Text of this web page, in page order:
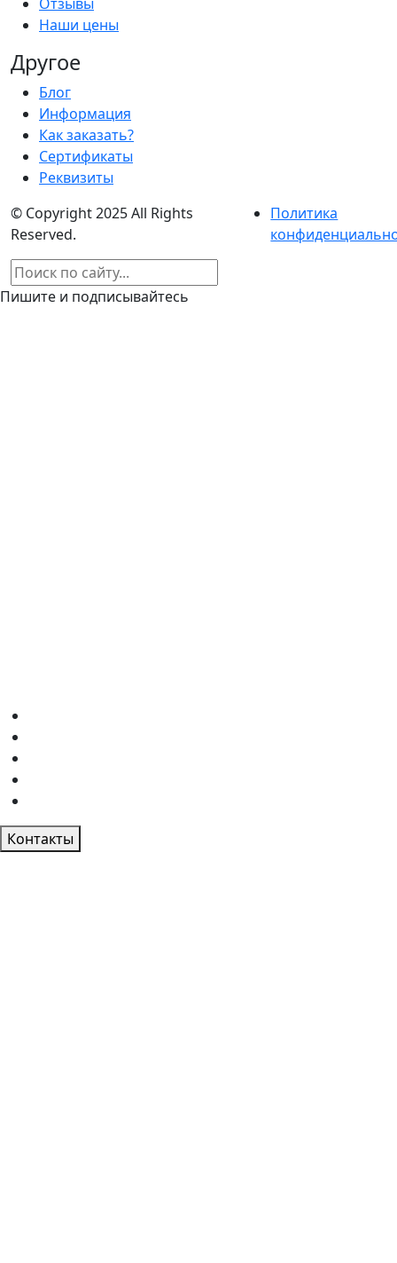
Наши цены
Другое
Блог
Информация
Как заказать?
Сертификаты
Реквизиты
© Copyright 2025 All Rights
Reserved.
Политика
Пишите и подписывайтесь
Контакты